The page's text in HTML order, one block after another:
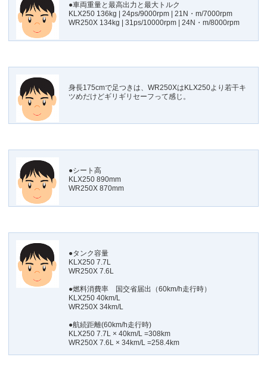
●車両重量と最高出力と最大トルク
KLX250 136kg | 24ps/9000rpm | 21N・m/7000rpm
WR250X 134kg | 31ps/10000rpm | 24N・m/8000rpm
身長175cmで足つきは、WR250XはKLX250より若干キ
ツめだけどギリギリセーフって感じ。
●シート高
KLX250 890mm
WR250X 870mm
●タンク容量
KLX250 7.7L
WR250X 7.6L
●燃料消費率 国交省届出（60km/h走行時）
KLX250 40km/L
WR250X 34km/L
●航続距離(60km/h走行時)
KLX250 7.7L × 40km/L =308km
WR250X 7.6L × 34km/L =258.4km